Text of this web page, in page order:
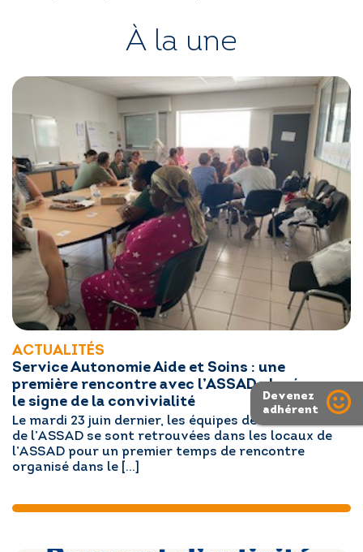
À la une
ACTUALITÉS
Service Autonomie Aide et Soins : une
première rencontre avec l’ASSAD placée sous
le signe de la convivialité
Le mardi 23 juin dernier, les équipes de l’AFAD IDF et
de l’ASSAD se sont retrouvées dans les locaux de
l’ASSAD pour un premier temps de rencontre
organisé dans le […]
Devenez
adhérent